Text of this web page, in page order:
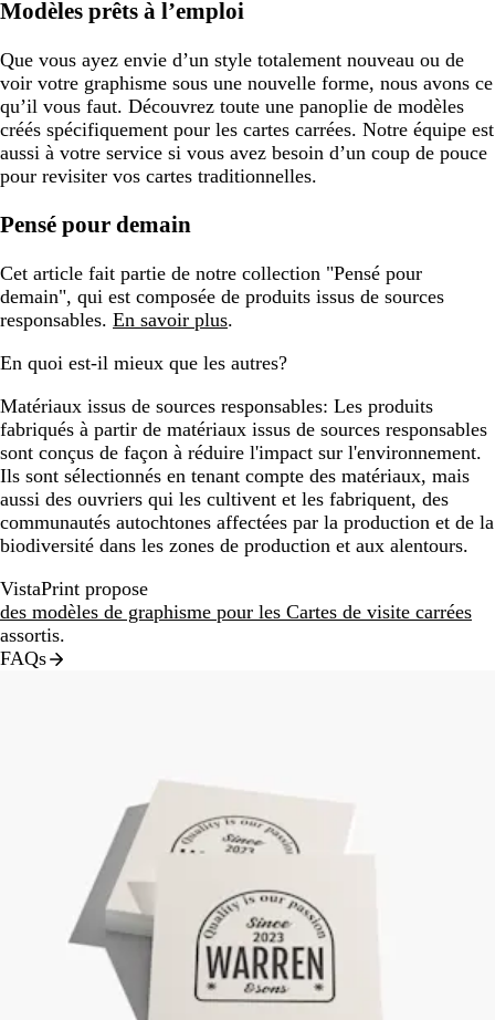
Modèles prêts à l’emploi
Que vous ayez envie d’un style totalement nouveau ou de
voir votre graphisme sous une nouvelle forme, nous avons ce
qu’il vous faut. Découvrez toute une panoplie de modèles
créés spécifiquement pour les cartes carrées. Notre équipe est
aussi à votre service si vous avez besoin d’un coup de pouce
pour revisiter vos cartes traditionnelles.
Pensé pour demain
Cet article fait partie de notre collection "Pensé pour
demain", qui est composée de produits issus de sources
responsables. En savoir plus.
En quoi est-il mieux que les autres?
Matériaux issus de sources responsables: Les produits
fabriqués à partir de matériaux issus de sources responsables
sont conçus de façon à réduire l'impact sur l'environnement.
Ils sont sélectionnés en tenant compte des matériaux, mais
aussi des ouvriers qui les cultivent et les fabriquent, des
communautés autochtones affectées par la production et de la
biodiversité dans les zones de production et aux alentours.
VistaPrint propose
des modèles de graphisme pour les Cartes de visite carrées
assortis.
FAQs